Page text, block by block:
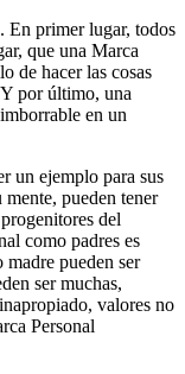
En primer lugar, todos
que una Marca
de hacer las cosas
por último, una
en un
un ejemplo para sus
pueden tener
del
como padres es
pueden ser
ser muchas,
valores no
Personal